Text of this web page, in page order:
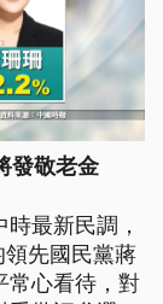
發敬老金
最新民調，
先國民黨蔣
常心看待，對